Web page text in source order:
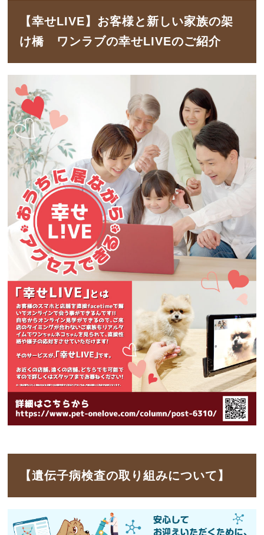
【幸せLIVE】お客様と新しい家族の架
け橋 ワンラブの幸せLIVEのご紹介
【遺伝子病検査の取り組みについて】